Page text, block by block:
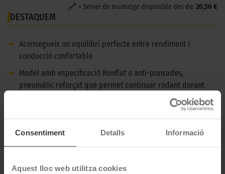
Consentiment Detalls Informació
Aquest lloc web utilitza cookies
+ Servei de muntatge disponible des de: 20,50 €
DESTAQUEM
➜
Aconsegueix un equilibri perfecte entre rendiment i
conducció confortable.
➜
Model amb especificació Runflat o anti-punxades,
pneumàtic reforçat que permet continuar rodant durant
una certa distància, uns 80 km, quan té lloc una punxada.
DESCRIPCIÓ BRIDGESTONE TURANZA T005 -